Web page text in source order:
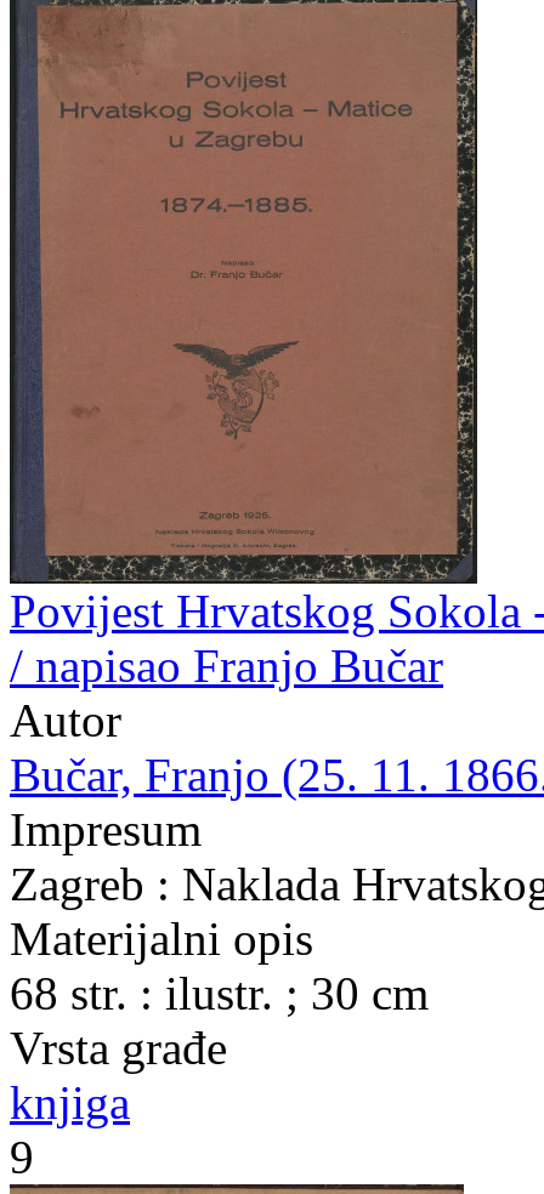
Povijest Hrvatskog Sokola
/ napisao Franjo Bučar
Autor
Bučar, Franjo (25. 11.
Impresum
Zagreb : Naklada
Materijalni opis
68 str. : ilustr. ; 30 cm
Vrsta građe
knjiga
9